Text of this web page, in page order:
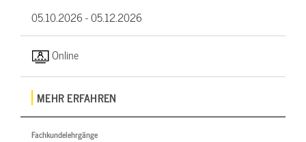
05.10.2026 -05.12.2026
Online
MEHR ERFAHREN
Fachkundelehrgänge